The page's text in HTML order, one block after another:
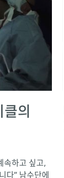
의
속하고 싶고,
다” 남수단에